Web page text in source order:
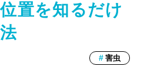
置を知るだけ
害虫